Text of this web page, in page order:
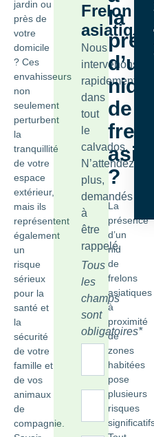
jardin ou
près de
votre
domicile
? Ces
envahisseurs
non
seulement
perturbent
la
tranquillité
de votre
espace
extérieur,
mais ils
représentent
également
un
risque
sérieux
pour la
santé et
la
sécurité
de votre
famille et
de vos
animaux
de
compagnie.
Frelon
asiatique
Nous
intervenons
rapidement
dans
tout
le
calvados.
N’attendez
plus,
demandés
à
être
rappelé.
Tous
les
champs
sont
obligatoires*
la
d’un
nid
de
?
La
présence
d’un
nid
de
frelons
asiatiques
à
proximité
de
zones
habitées
pose
plusieurs
risques